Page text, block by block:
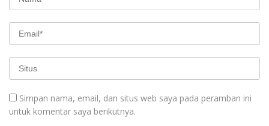
Simpan nama, email, dan situs web saya pada peramban ini
untuk komentar saya berikutnya.